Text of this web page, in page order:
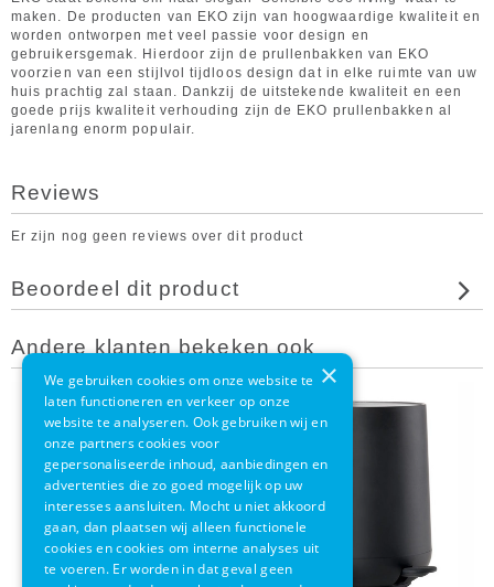
maken. De producten van EKO zijn van hoogwaardige kwaliteit en
worden ontworpen met veel passie voor design en
gebruikersgemak. Hierdoor zijn de prullenbakken van EKO
voorzien van een stijlvol tijdloos design dat in elke ruimte van uw
huis prachtig zal staan. Dankzij de uitstekende kwaliteit en een
goede prijs kwaliteit verhouding zijn de EKO prullenbakken al
jarenlang enorm populair.
Reviews
Er zijn nog geen reviews over dit product
Beoordeel dit product
Andere klanten bekeken ook
×
We gebruiken cookies om onze website te
laten functioneren en verkeer op onze
website te analyseren. Ook gebruiken wij en
onze partners cookies voor
gepersonaliseerde inhoud, aanbiedingen en
advertenties die zo goed mogelijk op uw
interesses aansluiten. Mocht u niet akkoord
gaan, dan plaatsen wij alleen functionele
cookies en cookies om interne analyses uit
te voeren. Er worden in dat geval geen